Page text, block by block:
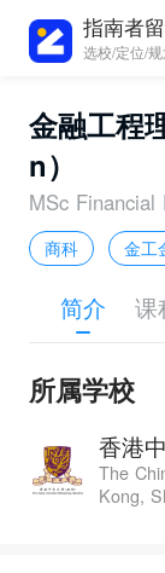
指南者
选校/定位/
金融工程
n）
MSc Financial
商科 金工
简介 课
所属学校
香港
The
Kong,